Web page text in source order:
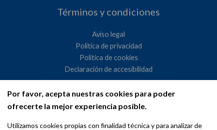
Por favor, acepta nuestras cookies para poder
ofrecerte la mejor experiencia posible.
Utilizamos cookies propias con finalidad técnica y para analizar de
Términos y condiciones
Aviso legal
Política de privacidad
Política de cookies
Declaración de accesibilidad
Ayuntamiento de Madrid
WeMadrid es un sitio web del Ayuntamiento de Madrid